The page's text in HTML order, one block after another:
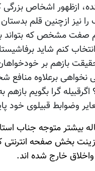
ازظهور اشخاص
ازچنین قلم
صفت مشخص که بتواند
کنم شاید
بازهم بر خودخواهان
نخواهی برعلاوه
گرا بگویم
وضوابط قبیلوی خود
بیشتر متوجه جناب
بخش صفحه انترنتی
خارج شده اند.